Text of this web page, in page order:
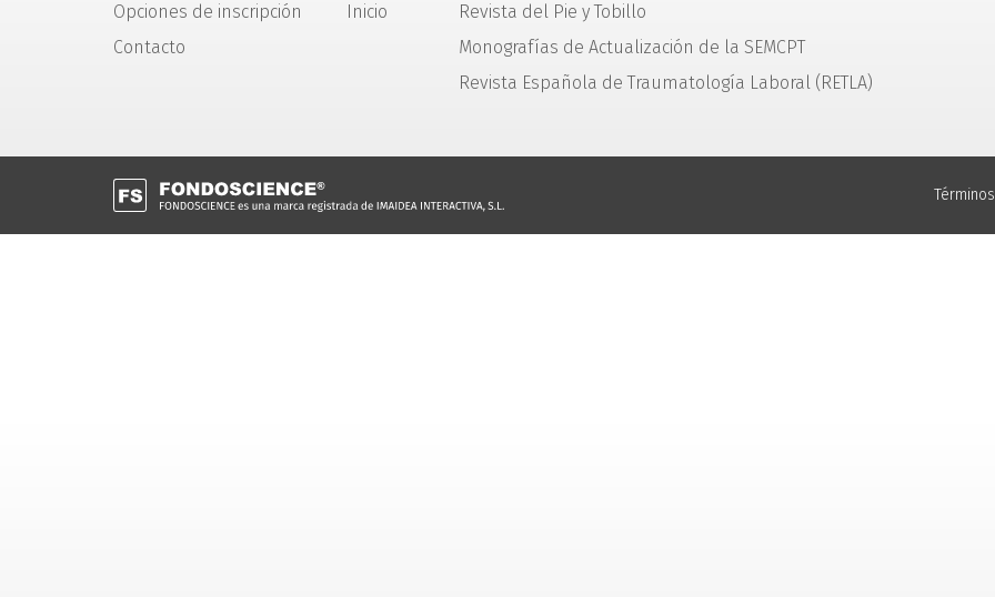
Opciones de inscripción
Contacto
Inicio
Revista del Pie y Tobillo
Monografías de Actualización de la SEMCPT
Revista Española de Traumatología Laboral (RETLA)